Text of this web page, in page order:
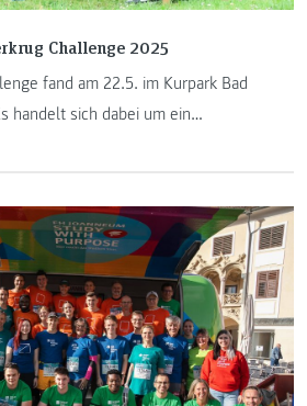
Challenge 2025
fand am 22.5. im Kurpark Bad
handelt sich dabei um ein
wird der Lebenshilfe